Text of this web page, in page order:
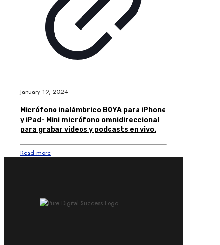
January 19, 2024
Micrófono inalámbrico BOYA para iPhone
y iPad- Mini micrófono omnidireccional
para grabar videos y podcasts en vivo.
Read more